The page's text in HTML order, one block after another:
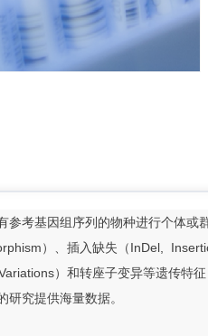
参考基因组序列的物种进行个体
）、插入缺失（InDel,
）和转座子变异等遗传特
研究提供海量数据。